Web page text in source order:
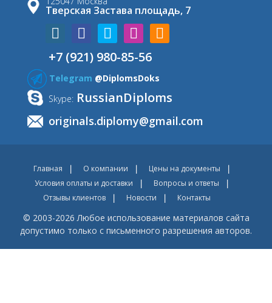
Тверская Застава площадь, 7
+7 (921) 980-85-56
Telegram @DiplomsDoks
Skype: RussianDiploms
originals.diplomy@gmail.com
Главная О компании
Цены на документы
Условия оплаты и доставки
Вопросы и ответы
Отзывы клиентов
Новости Контакты
© 2003-2026 Любое использование материалов сайта
допустимо только с письменного разрешения авторов.